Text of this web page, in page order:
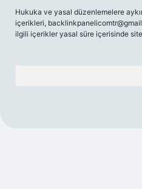
Hukuka ve yasal düzenlemelere
içerikleri,
ilgili içerikler yasal süre içerisinde